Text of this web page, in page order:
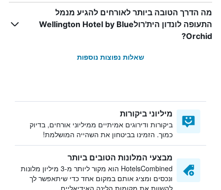
מה הדרך הטובה ביותר לאורחים להגיע מנמל
התעופה לונדון הית'רולWellington Hotel by Blue
Orchid?
שאלות נפוצות נוספות
מיליוני ביקורות
ביקורות ודירוגים אמיתיים ממיליוני אורחים, בדיוק
כמוך. הזמינו בביטחון את השהייה המושלמת!
מבצעי המלונות הטובים ביותר
HotelsCombined הוא מקור ליותר מ-3 מיליון מלונות
ונכסים ומציג אותם במקום אחד כדי שיתאפשר לך
להשוות את מקומות הלינה האידיאליים.